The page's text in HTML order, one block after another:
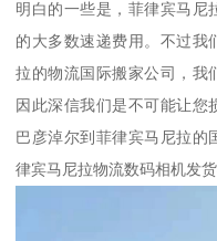
明白的一些是，菲律宾马尼
的大多数速递费用。不过我
拉的物流国际搬家公司，我
因此深信我们是不可能让您
巴彦淖尔到菲律宾马尼拉的
律宾马尼拉物流数码相机发